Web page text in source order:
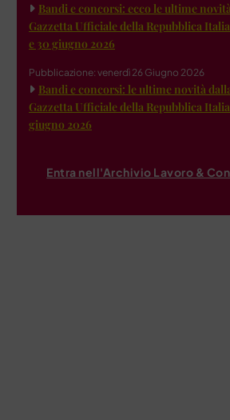
Bandi e concorsi: ecco le ultime
Gazzetta Ufficiale della Repubblica
e 30 giugno 2026
Pubblicazione: venerdì 26 Giugno 2026
Bandi e concorsi: le ultime novità
Gazzetta Ufficiale della Repubblica
giugno 2026
Entra nell'Archivio Lavoro &